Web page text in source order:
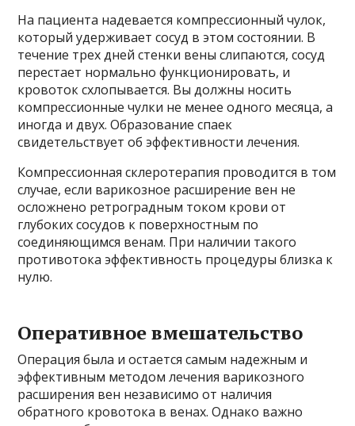
На пациента надевается компрессионный чулок,
который удерживает сосуд в этом состоянии. В
течение трех дней стенки вены слипаются, сосуд
перестает нормально функционировать, и
кровоток схлопывается. Вы должны носить
компрессионные чулки не менее одного месяца, а
иногда и двух. Образование спаек
свидетельствует об эффективности лечения.
Компрессионная склеротерапия проводится в том
случае, если варикозное расширение вен не
осложнено ретроградным током крови от
глубоких сосудов к поверхностным по
соединяющимся венам. При наличии такого
противотока эффективность процедуры близка к
нулю.
Оперативное вмешательство
Операция была и остается самым надежным и
эффективным методом лечения варикозного
расширения вен независимо от наличия
обратного кровотока в венах. Однако важно